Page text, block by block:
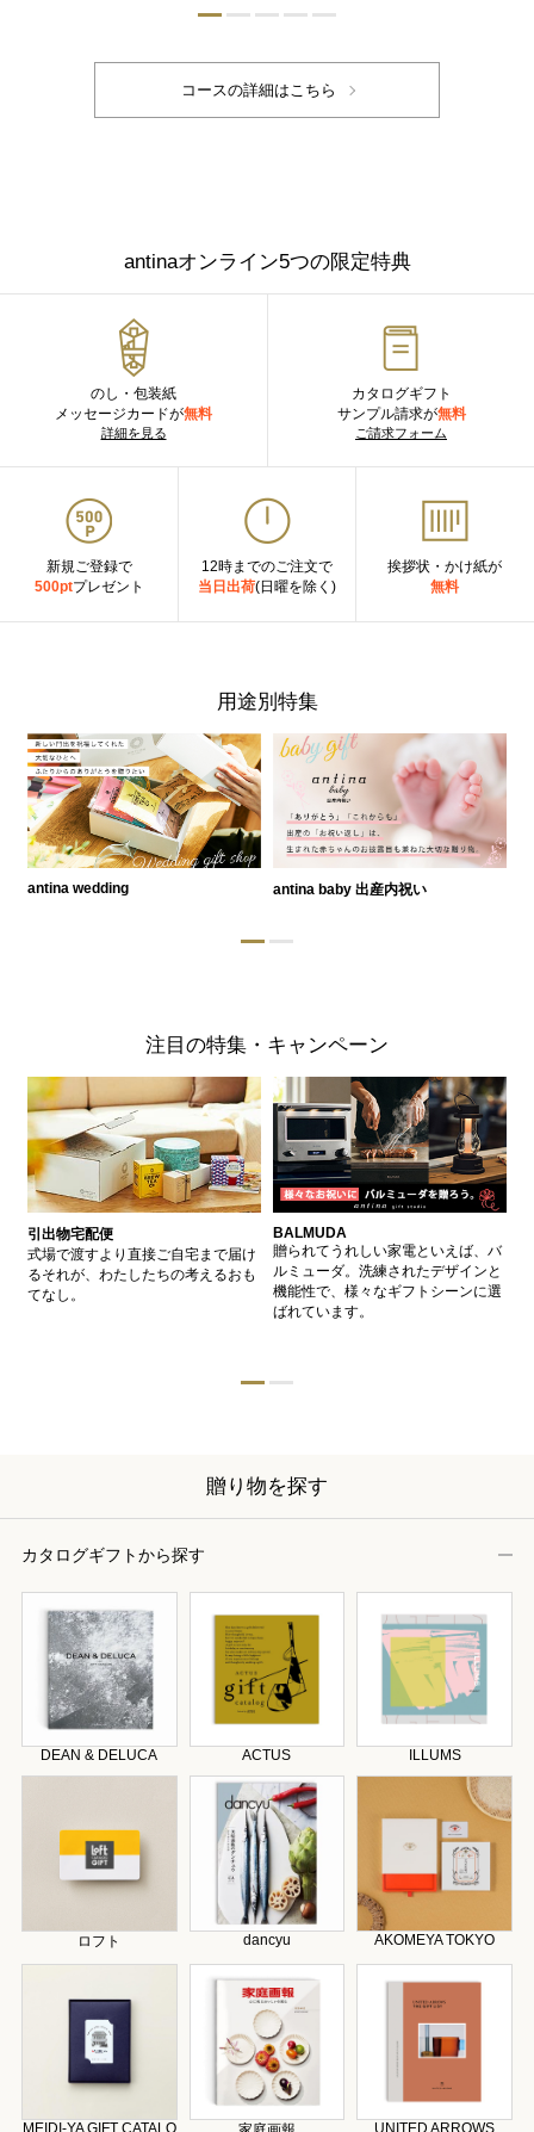
antinaオンライン5つの限定特典
のし・包装紙
メッセージカードが無料
詳細を見る
カタログギフト
サンプル請求が無料
ご請求フォーム
新規ご登録で
500ptプレゼント
12時までのご注文で
当日出荷(日曜を除く)
挨拶状・かけ紙が
無料
用途別特集
antina wedding antina baby 出産内祝い
注目の特集・キャンペーン
引出物宅配便
式場で渡すより直接ご自宅まで届け
るそれが、わたしたちの考えるおも
てなし。
BALMUDA
贈られてうれしい家電といえば、バ
ルミューダ。洗練されたデザインと
機能性で、様々なギフトシーンに選
ばれています。
贈り物を探す
カタログギフトから探す
DEAN & DELUCA ACTUS ILLUMS
ロフト dancyu AKOMEYA TOKYO
MEIDI-YA GIFT CATALO UNITED ARROWS